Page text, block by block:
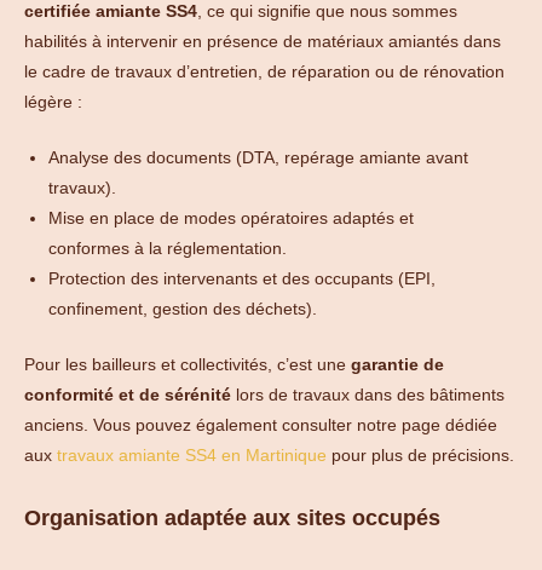
certifiée amiante SS4, ce qui signifie que nous sommes
habilités à intervenir en présence de matériaux amiantés dans
le cadre de travaux d’entretien, de réparation ou de rénovation
légère :
Analyse des documents (DTA, repérage amiante avant
travaux).
Mise en place de modes opératoires adaptés et
conformes à la réglementation.
Protection des intervenants et des occupants (EPI,
confinement, gestion des déchets).
Pour les bailleurs et collectivités, c’est une garantie de
conformité et de sérénité lors de travaux dans des bâtiments
anciens. Vous pouvez également consulter notre page dédiée
aux travaux amiante SS4 en Martinique pour plus de précisions.
Organisation adaptée aux sites occupés